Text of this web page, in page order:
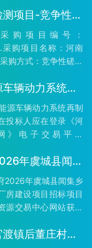
00分（北京时间）
目名称：河南技师学
设备更新项目 3、采
：5,170,000.00元 最
河南大学国保建筑安全检测项目-竞争性磋商公告
购项目编号：
采购项目名称：河南
购方式：竞争性磋商
大学国保建筑安全
建控地带中涉及的文
全检测，具体详见采
质量要求：符合国家
河南职业技术学院新能源车辆动力系统再制造创新中心项目-公开招标公告
源车辆动力系统再制
投标人应在登录《河
》电子交易平台
00分（北京时间）
名称：河南职业技
造创新中心项目 3、
额：5,400,000.00元
虞城县闻集乡人民政府2026年虞城县闻集乡陈楼村、陈庄村及候庙村标准厂房建设项目-竞争性磋商公告
2026年虞城县闻集乡
房建设项目招标项目
源交易中心网站获取
基本情况 1、项目编
中牟县官渡镇人民政府官渡镇后董庄村内道路建设项目-竞争性磋商公告